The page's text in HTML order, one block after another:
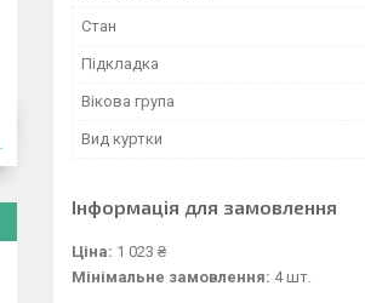
Стан
Підкладка
Вікова група
Вид куртки
Інформація для замовлення
Ціна: 1 023 ₴
Мінімальне замовлення: 4 шт.